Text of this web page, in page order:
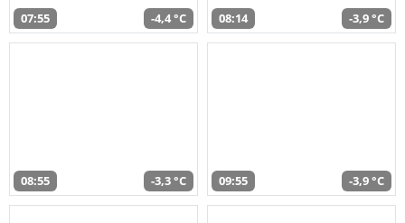
07:55 -4,4 °C 08:14 -3,9 °C
08:55 -3,3 °C 09:55 -3,9 °C